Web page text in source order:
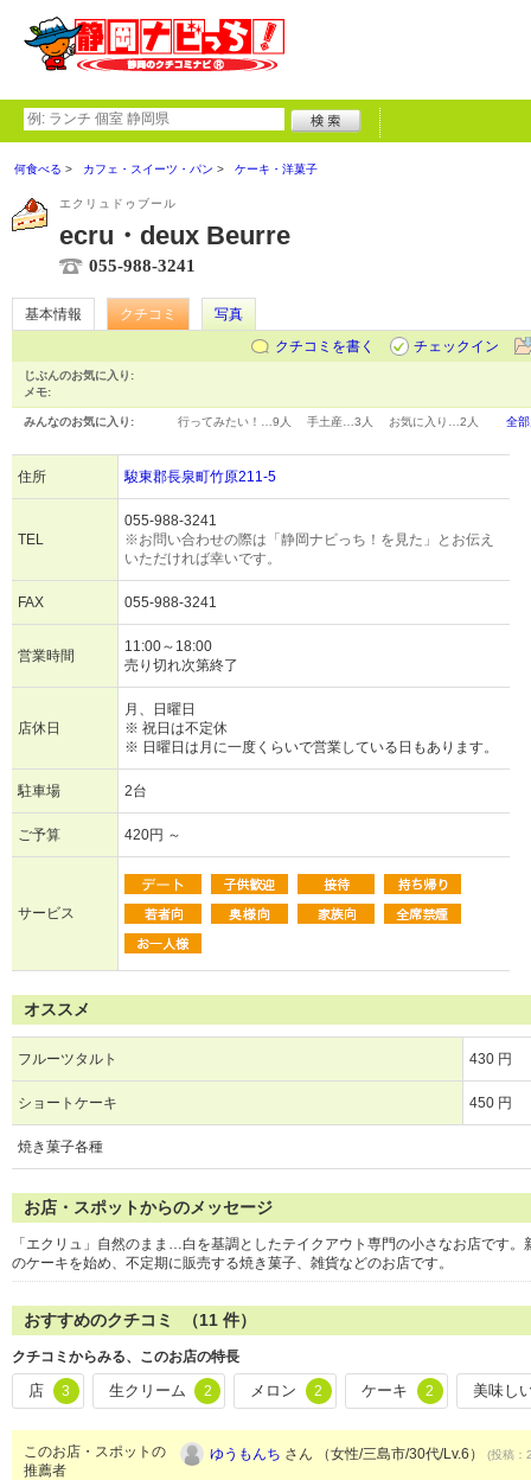
何食べる カフェ・スイーツ・パン ケーキ・洋菓子
エクリュドゥブール
ecru・deux Beurre
055-988-3241
基本情報 クチコミ
写真
クチコミを書く
チェックイン
じぶんのお気に入り:
メモ:
みんなのお気に入り: 行ってみたい！… 9人 手土産… 3人 お気に入り… 2人 全
住所 駿東郡長泉町竹原211-5
TEL
055-988-3241
※お問い合わせの際は「静岡ナビっち！を見た」とお伝え
いただければ幸いです。
FAX 055-988-3241
営業時間
11:00～18:00
売り切れ次第終了
店休日
月、日曜日
※ 祝日は不定休
※ 日曜日は月に一度くらいで営業している日もあります。
駐車場 2台
ご予算 420円 ～
サービス
オススメ
フルーツタルト 430 円
ショートケーキ 450 円
焼き菓子各種
お店・スポットからのメッセージ
「エクリュ」自然のまま…白を基調としたテイクアウト専門の小さなお店です
のケーキを始め、不定期に販売する焼き菓子、雑貨などのお店です。
おすすめのクチコミ （11 件）
クチコミからみる、このお店の特長
店 3 生クリーム 2 メロン 2 ケーキ 2 美味し
このお店・スポットの
推薦者
ゆうもんち さん （女性/三島市/30代/Lv.6） (投稿